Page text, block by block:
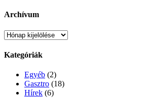
Archívum
Archívum
Kategóriák
Egyéb (2)
Gasztro (18)
Hírek (6)